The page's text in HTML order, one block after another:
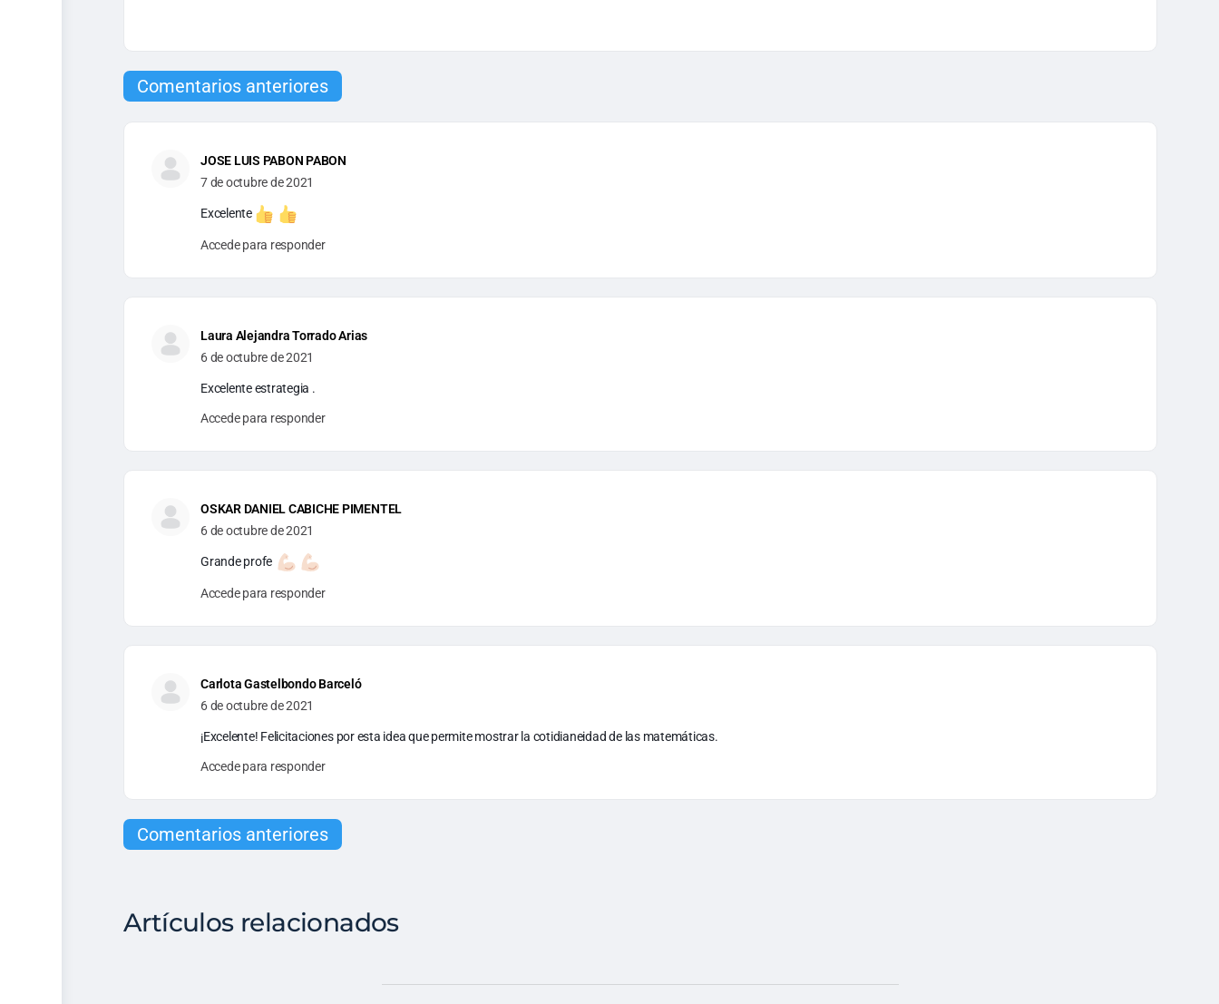
Comentarios anteriores
JOSE LUIS PABON PABON
7 de octubre de 2021
Excelente
Accede para responder
Laura Alejandra Torrado Arias
6 de octubre de 2021
Excelente estrategia .
Accede para responder
OSKAR DANIEL CABICHE PIMENTEL
6 de octubre de 2021
Grande profe
Accede para responder
Carlota Gastelbondo Barceló
6 de octubre de 2021
¡Excelente! Felicitaciones por esta idea que permite mostrar la cotidianeidad de las matemáticas.
Accede para responder
Comentarios anteriores
Artículos relacionados